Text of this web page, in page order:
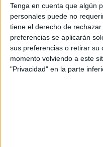
Tenga en cuenta que algún
personales puede no
tiene el derecho de
preferencias se aplicarán
sus preferencias o retirar su
momento volviendo a este
"Privacidad" en la parte